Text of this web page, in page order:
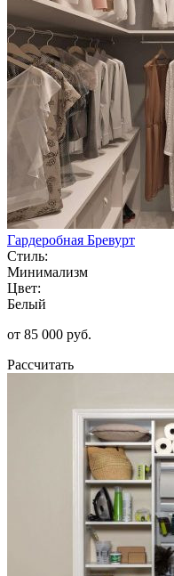
Гардеробная Бревурт
Стиль:
Минимализм
Цвет:
Белый
от 85 000 руб.
Рассчитать